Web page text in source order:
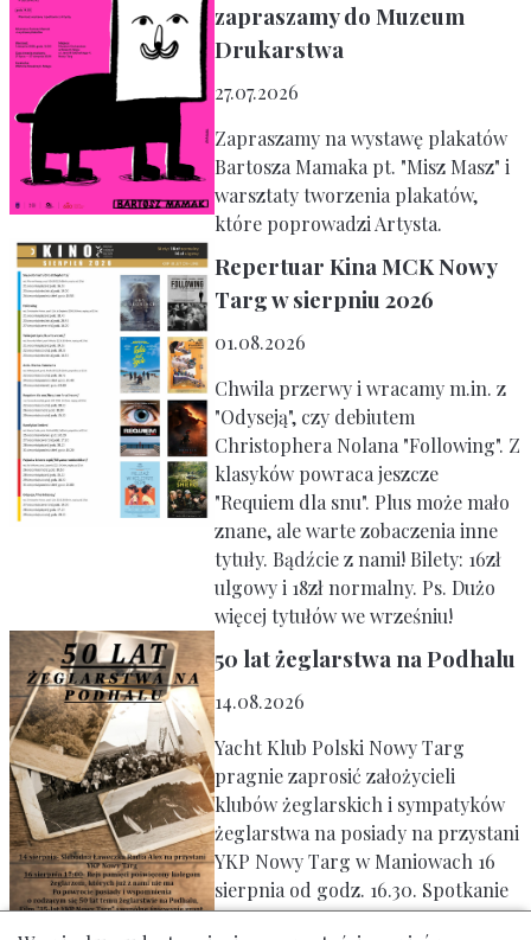
zapraszamy do Muzeum
Drukarstwa
27.07.2026
Zapraszamy na wystawę plakatów
Bartosza Mamaka pt. "Misz Masz" i
warsztaty tworzenia plakatów,
które poprowadzi Artysta.
Repertuar Kina MCK Nowy
Targ w sierpniu 2026
01.08.2026
Chwila przerwy i wracamy m.in. z
"Odyseją", czy debiutem
Christophera Nolana "Following". Z
klasyków powraca jeszcze
"Requiem dla snu". Plus może mało
znane, ale warte zobaczenia inne
tytuły. Bądźcie z nami! Bilety: 16zł
ulgowy i 18zł normalny. Ps. Dużo
więcej tytułów we wrześniu!
50 lat żeglarstwa na Podhalu
14.08.2026
Yacht Klub Polski Nowy Targ
pragnie zaprosić założycieli
klubów żeglarskich i sympatyków
żeglarstwa na posiady na przystani
YKP Nowy Targ w Maniowach 16
sierpnia od godz. 16.30. Spotkanie
zaczynamy rejsem pamięci,